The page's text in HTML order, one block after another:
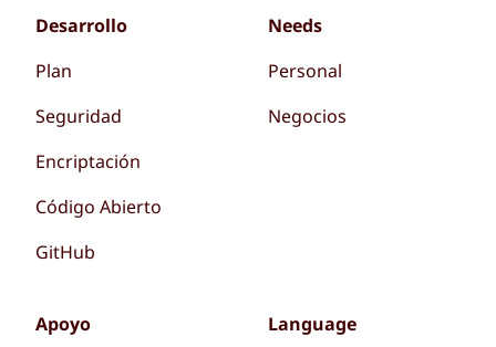
Desarrollo
Plan
Seguridad
Encriptación
Código Abierto
GitHub
Needs
Personal
Negocios
Apoyo Language